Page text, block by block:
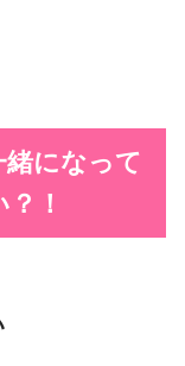
になって
！